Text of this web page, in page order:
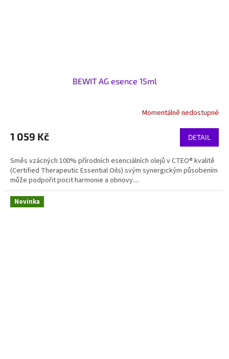
BEWIT AG esence 15ml
Momentálně nedostupné
1 059 Kč DETAIL
Směs vzácných 100% přírodních esenciálních olejů v CTEO® kvalitě
(Certified Therapeutic Essential Oils) svým synergickým působením
může podpořit pocit harmonie a obnovy....
Novinka